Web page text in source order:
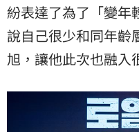
紛表達了為了「變年
說自己很少和同年齡
旭，讓他此次也融入